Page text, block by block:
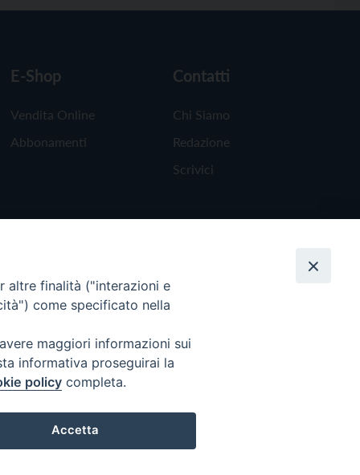
E-Shop
Vendita Online
Abbonamenti
Contatti
Chi Siamo
Redazione
Scrivici
altre finalità ("interazioni e
come specificato nella
maggiori informazioni sui
informativa proseguirai la
policy completa.
Accetta